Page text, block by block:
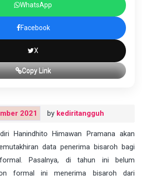
WhatsApp
Facebook
X
Copy Link
2021 by kediritangguh
Hanindhito Himawan Pramana akan
data penerima bisaroh bagi
Pasalnya, di tahun ini belum
formal ini menerima bisaroh dari